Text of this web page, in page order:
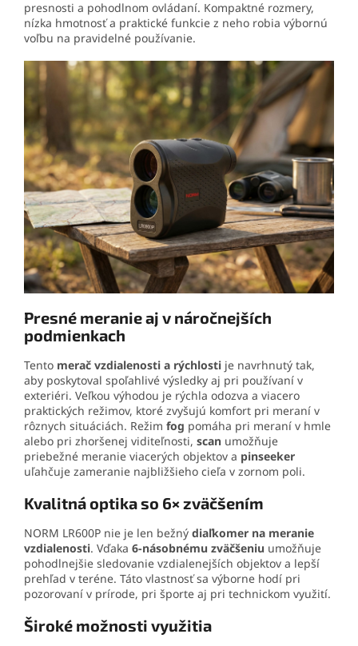
presnosti a pohodlnom ovládaní. Kompaktné rozmery,
nízka hmotnosť a praktické funkcie z neho robia výbornú
voľbu na pravidelné používanie.
Presné meranie aj v náročnejších
podmienkach
Tento merač vzdialenosti a rýchlosti je navrhnutý tak,
aby poskytoval spoľahlivé výsledky aj pri používaní v
exteriéri. Veľkou výhodou je rýchla odozva a viacero
praktických režimov, ktoré zvyšujú komfort pri meraní v
rôznych situáciách. Režim fog pomáha pri meraní v hmle
alebo pri zhoršenej viditeľnosti, scan umožňuje
priebežné meranie viacerých objektov a pinseeker
uľahčuje zameranie najbližšieho cieľa v zornom poli.
Kvalitná optika so 6× zväčšením
NORM LR600P nie je len bežný diaľkomer na meranie
vzdialenosti. Vďaka 6-násobnému zväčšeniu umožňuje
pohodlnejšie sledovanie vzdialenejších objektov a lepší
prehľad v teréne. Táto vlastnosť sa výborne hodí pri
pozorovaní v prírode, pri športe aj pri technickom využití.
Široké možnosti využitia